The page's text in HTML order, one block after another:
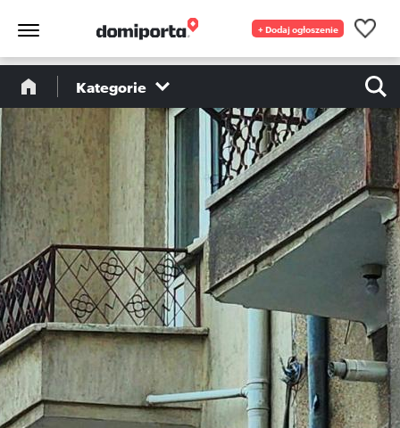
+ Dodaj ogłoszenie
Kategorie